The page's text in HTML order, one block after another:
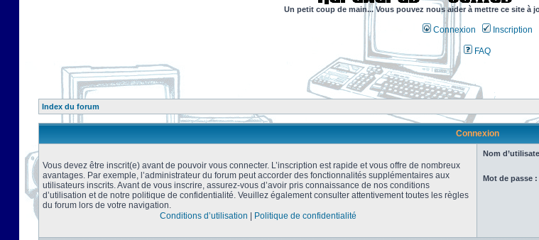
Un petit coup de main... Vous pouvez nous aider à mettre ce site à
Connexion Inscription
FAQ
Index du forum
Connexion
Vous devez être inscrit(e) avant de pouvoir vous connecter. L’inscription est rapide et vous offre de nombreux
avantages. Par exemple, l’administrateur du forum peut accorder des fonctionnalités supplémentaires aux
utilisateurs inscrits. Avant de vous inscrire, assurez-vous d’avoir pris connaissance de nos conditions
d’utilisation et de notre politique de confidentialité. Veuillez également consulter attentivement toutes les règles
du forum lors de votre navigation.
Conditions d’utilisation
Politique de confidentialité
Nom
Mot de passe :